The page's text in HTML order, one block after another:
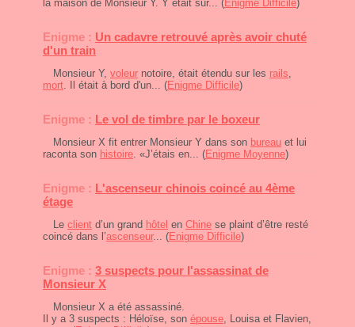
la maison de Monsieur Y. Y était sur... (Enigme Difficile)
Enigme : Un cadavre retrouvé après avoir chuté
d'un train
Monsieur Y, voleur notoire, était étendu sur les rails,
mort. Il était à bord d'un... (Enigme Difficile)
Enigme : Le vol de timbre par le boxeur
Monsieur X fit entrer Monsieur Y dans son bureau et lui
raconta son histoire. «J’étais en... (Enigme Moyenne)
Enigme : L'ascenseur chinois coincé au 4ème
étage
Le client d’un grand hôtel en Chine se plaint d’être resté
coincé dans l’ascenseur... (Enigme Difficile)
Enigme : 3 suspects pour l'assassinat de
Monsieur X
Monsieur X a été assassiné.
Il y a 3 suspects : Héloïse, son épouse, Louisa et Flavien,